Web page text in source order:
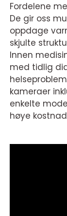
Fordelene
De gir oss
oppdage
skjulte
Innen
med tidlig
kameraer
enkelte
høye